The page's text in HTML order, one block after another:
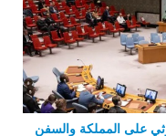
على المملكة والسفن